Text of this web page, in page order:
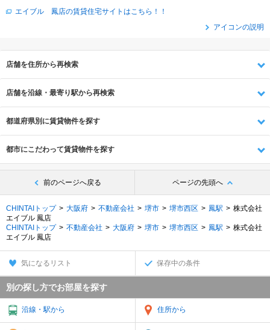
エイブル 鳳店の賃貸住宅サイトはこちら！！
アイコンの説明
店舗を住所から再検索
店舗を沿線・最寄り駅から再検索
都道府県別に賃貸物件を探す
都市にこだわって賃貸物件を探す
前のページへ戻る ページの先頭へ
CHINTAIトップ 大阪府 不動産会社 堺市 堺市西区 鳳駅
株式会社
エイブル 鳳店
CHINTAIトップ
不動産会社 大阪府 堺市 堺市西区 鳳駅
株式会社
エイブル 鳳店
気になるリスト 保存中の条件
別の探し方でお部屋を探す
沿線・駅から 住所から